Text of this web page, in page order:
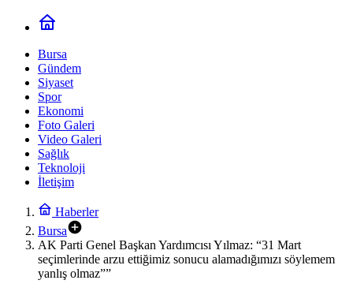
Bursa
Gündem
Siyaset
Spor
Ekonomi
Foto Galeri
Video Galeri
Sağlık
Teknoloji
İletişim
Haberler
Bursa
AK Parti Genel Başkan Yardımcısı Yılmaz: “31 Mart
seçimlerinde arzu ettiğimiz sonucu alamadığımızı söylemem
yanlış olmaz””